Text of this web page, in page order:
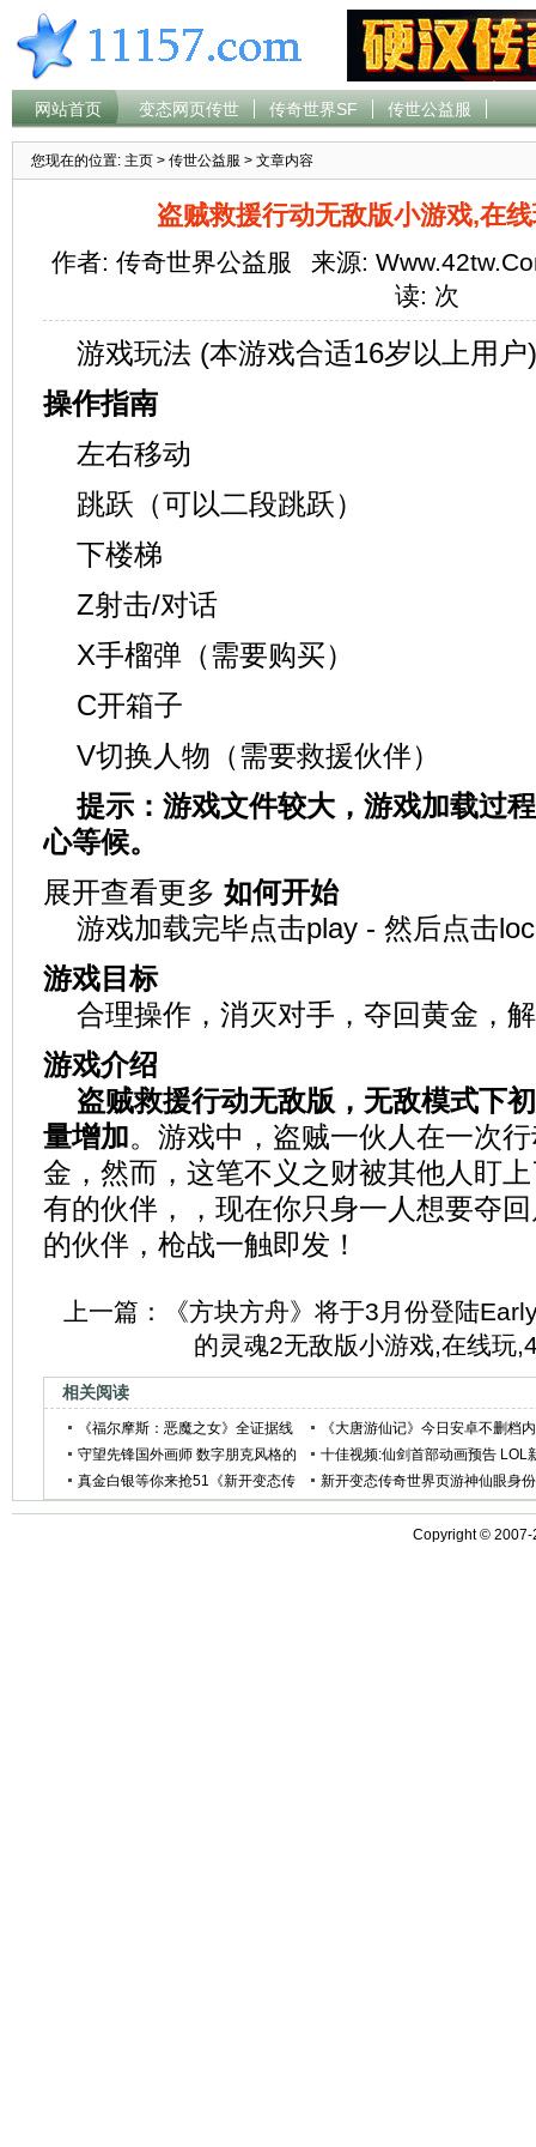
网站首页 变态网页传世 传奇世界SF 传世公益服
您现在的位置: 主页 > 传世公益服 > 文章内容
盗贼救援行动无敌版小游戏,在
作者: 传奇世界公益服
来源:
读: 次
游戏玩法 (本游戏合适16岁以上用户)
操作指南
左右移动
跳跃（可以二段跳跃）
下楼梯
Z射击/对话
X手榴弹（需要购买）
C开箱子
V切换人物（需要救援伙伴）
提示：游戏文件较大，游戏加载过
心等候。
展开查看更多 如何开始
游戏加载完毕点击play - 然后点击
游戏目标
合理操作，消灭对手，夺回黄金，
游戏介绍
盗贼救援行动无敌版，无敌模式下
量增加。游戏中，盗贼一伙人在一次
金，然而，这笔不义之财被其他人盯
有的伙伴，，现在你只身一人想要夺
的伙伴，枪战一触即发！
上一篇：
《方块方舟》将于3月份登陆
的灵魂2无敌版小游戏,在线玩
相关阅读
《福尔摩斯：恶魔之女》全证据线
索收集图文攻略
《大唐游仙记》今日安卓不删档内
测 特色解析
守望先锋国外画师 数字朋克风格的
别味英雄
十佳视频:仙剑首部动画预告 LOL
CG高度虐狗
真金白银等你来抢51《新开变态传
新开变态传奇世界页游神仙眼身份
Copyright © 2007-